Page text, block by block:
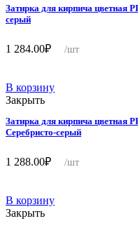
Затирка для кирпича цветная
серый
1 284.00₽ /шт
В корзину
Закрыть
Затирка для кирпича цветная
Серебристо-серый
1 288.00₽ /шт
В корзину
Закрыть